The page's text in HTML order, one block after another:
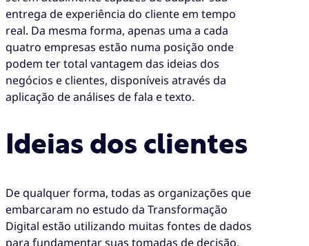
entrega de experiência do cliente em tempo
real. Da mesma forma, apenas uma a cada
quatro empresas estão numa posição onde
podem ter total vantagem das ideias dos
negócios e clientes, disponíveis através da
aplicação de análises de fala e texto.
Ideias dos clientes
De qualquer forma, todas as organizações que
embarcaram no estudo da Transformação
Digital estão utilizando muitas fontes de dados
para fundamentar suas tomadas de decisão,